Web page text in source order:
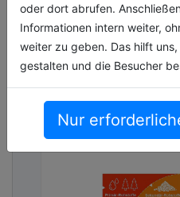
oder dort abrufen.
Informationen intern weiter,
weiter zu geben. Das hilft
gestalten und die Besucher
Nur
Mit frischen Ideen aus
Innovationskraft
AZuR seine Rolle als
nachhaltige Reifen-
und setzt ein starkes
Circular Economy.